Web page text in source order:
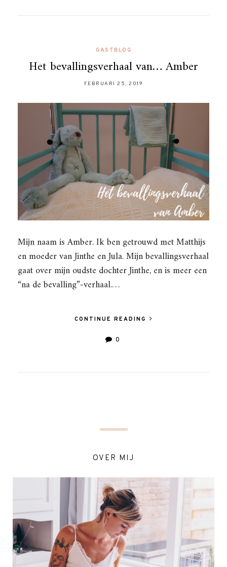
GASTBLOG
Het bevallingsverhaal van… Amber
FEBRUARI 25, 2019
Mijn naam is Amber. Ik ben getrouwd met Matthijs
en moeder van Jinthe en Jula. Mijn bevallingsverhaal
gaat over mijn oudste dochter Jinthe, en is meer een
“na de bevalling”-verhaal.…
CONTINUE READING
0
OVER MIJ